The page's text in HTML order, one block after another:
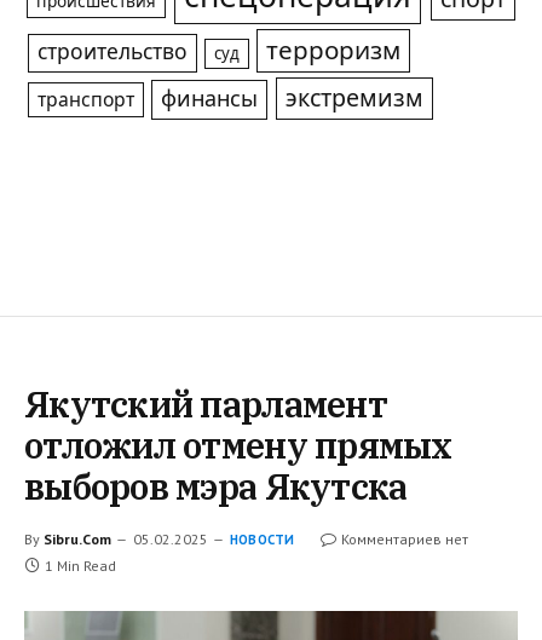
строительство суд терроризм
транспорт финансы экстремизм
Якутский парламент
отложил отмену прямых
выборов мэра Якутска
By Sibru.Com 05.02.2025 НОВОСТИ
Комментариев нет
1 Min Read